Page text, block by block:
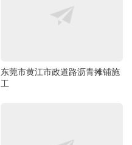
东莞市黄江市政道路沥青摊铺施
工